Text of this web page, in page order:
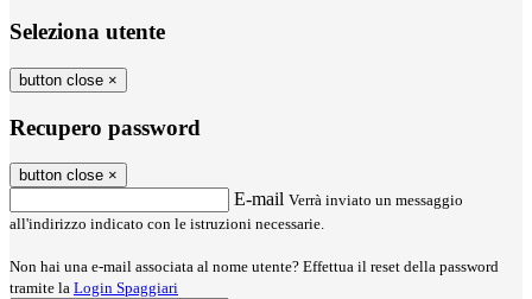
Seleziona utente
button close ×
Recupero password
button close ×
E-mail Verrà inviato un messaggio
all'indirizzo indicato con le istruzioni necessarie.
Non hai una e-mail associata al nome utente? Effettua il reset della password
tramite la Login Spaggiari